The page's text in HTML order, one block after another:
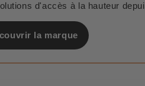
d'accès à la hauteur
la marque